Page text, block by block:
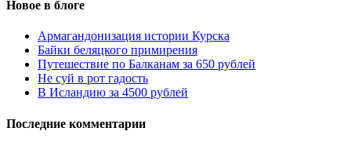
Новое в блоге
Армагандонизация истории Курска
Байки беляцкого примирения
Путешествие по Балканам за 650 рублей
Не суй в рот гадость
В Исландию за 4500 рублей
Последние комментарии